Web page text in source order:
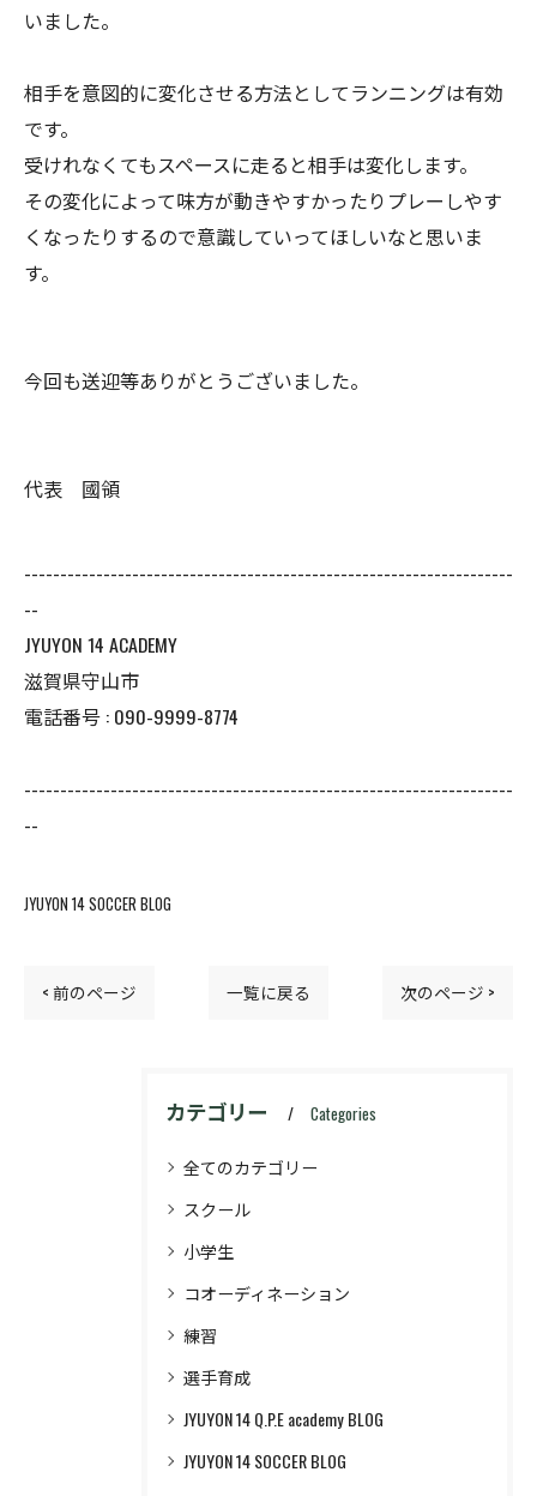
いました。
相手を意図的に変化させる方法としてランニングは有効
です。
受けれなくてもスペースに走ると相手は変化します。
その変化によって味方が動きやすかったりプレーしやす
くなったりするので意識していってほしいなと思いま
す。
今回も送迎等ありがとうございました。
代表 國領
--------------------------------------------------------------------
--
JYUYON 14 ACADEMY
滋賀県守山市
電話番号 : 090-9999-8774
--------------------------------------------------------------------
--
JYUYON 14 SOCCER BLOG
< 前のページ 一覧に戻る 次のページ >
カテゴリー Categories
全てのカテゴリー
スクール
小学生
コオーディネーション
練習
選手育成
JYUYON 14 Q.P.E academy BLOG
JYUYON 14 SOCCER BLOG